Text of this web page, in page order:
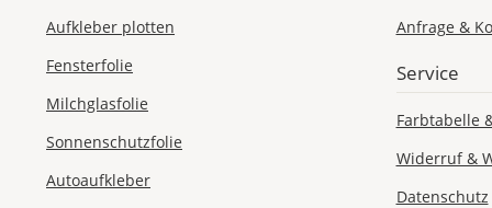
Aufkleber plotten
Fensterfolie
Milchglasfolie
Sonnenschutzfolie
Autoaufkleber
Anfrage &
Service
Farbtabelle
Widerruf &
Datenschutz